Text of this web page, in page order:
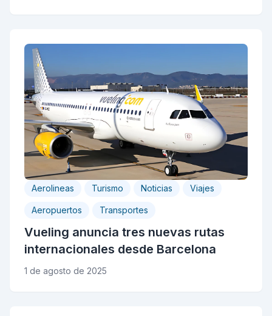
Aerolineas Turismo Noticias Viajes
Aeropuertos Transportes
Vueling anuncia tres nuevas rutas
internacionales desde Barcelona
1 de agosto de 2025